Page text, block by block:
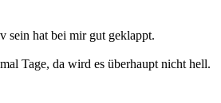
sein hat bei mir gut geklappt.
Tage, da wird es überhaupt nicht hell.